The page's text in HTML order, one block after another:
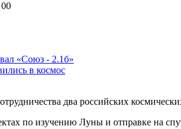
00
«Союз - 2.1б»
в космос
два российских
по изучению Луны и отправке на